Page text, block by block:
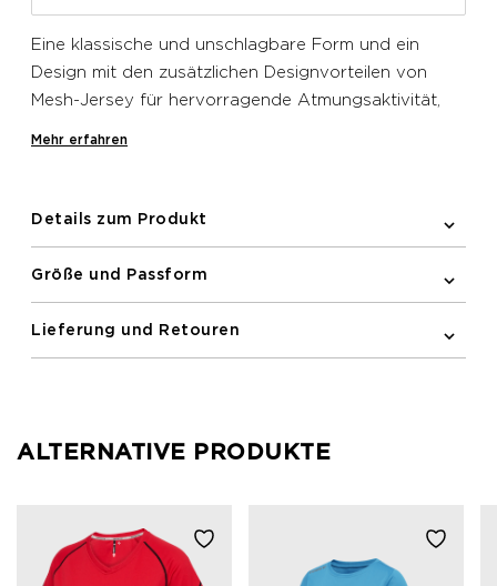
Eine klassische und unschlagbare Form und ein
Design mit den zusätzlichen Designvorteilen von
Mesh-Jersey für hervorragende Atmungsaktivität,
der Vorder- und Rückseite sowie den Ärmeln, damit
Lichtverhältnissen für andere besser sichtbar sind.
Mehr erfahren
Details zum Produkt
Größe und Passform
Lieferung und Retouren
ALTERNATIVE PRODUKTE